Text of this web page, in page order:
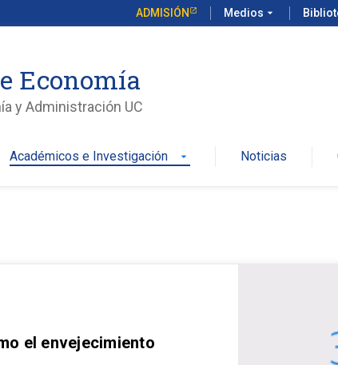
ADMISIÓN Medios arrow_drop_down
Economía
y Administración UC
Académicos e Investigación arrow_drop_down Noticias
el envejecimiento